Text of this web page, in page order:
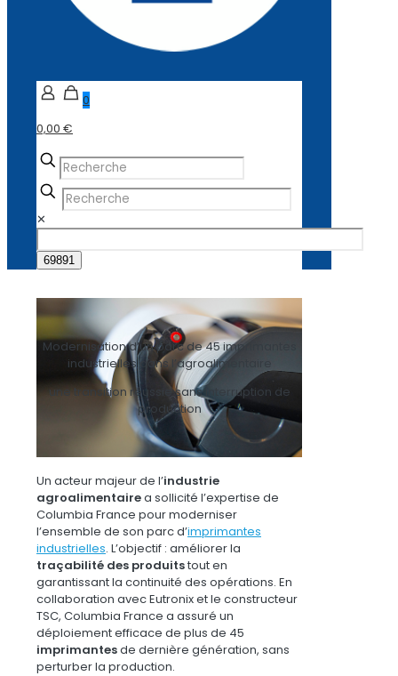
0
0,00 €
✕
Modernisation d’un parc de 45 imprimantes
industrielles dans l’agroalimentaire
une transition réussie sans interruption de
production
Un acteur majeur de l’industrie
agroalimentairea sollicité l’expertise de
Columbia France pour moderniser
l’ensemble de son parc d’imprimantes
industrielles. L’objectif : améliorer la
traçabilité des produitstout en
garantissant la continuité des opérations. En
collaboration avec Eutronix et le constructeur
TSC, Columbia France a assuré un
déploiement efficace de plus de 45
imprimantesde dernière génération, sans
perturber la production.